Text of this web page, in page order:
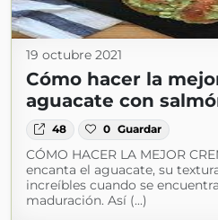
19 octubre 2021
Cómo hacer la
aguacate con
48 0 Guardar
CÓMO HACER LA MEJOR
encanta el aguacate, su
increíbles cuando se
maduración. Así (...)